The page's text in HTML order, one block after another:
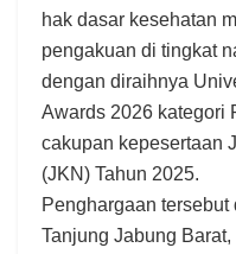
hak dasar kesehatan
pengakuan di tingkat
dengan diraihnya
Awards 2026 kategori
cakupan kepesertaan
(JKN) Tahun 2025.
Penghargaan
Tanjung Jabung